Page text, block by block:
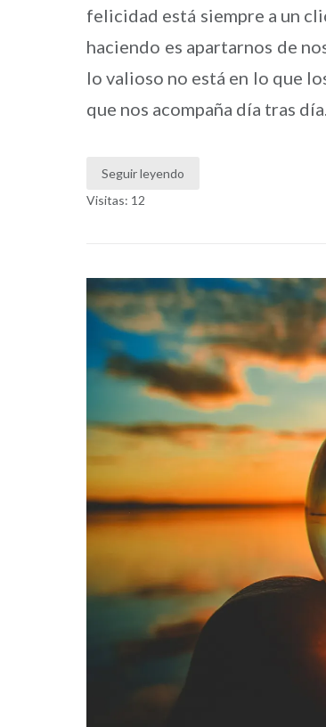
felicidad está siempre a un
haciendo es apartarnos de
lo valioso no está en lo que
que nos acompaña día tras
Seguir leyendo
Visitas: 12